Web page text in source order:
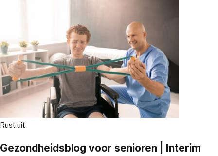
Rust uit
Gezondheidsblog voor senioren | Interim